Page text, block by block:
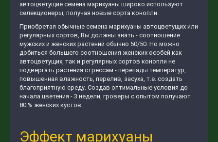
автоцветущие семена марихуаны широко используют
селекционеры, получая новые сорта конопли.
Приобретая обычные семена марихуаны автоцветущих или
регулярных сортов, Вы должны знать - соотношение
мужских и женских растений обычно 50/50. Но можно
добиться большего соотношения женских особей как
автоцветущих, так и регулярных сортов конопли не
подвергать растения стрессам - перепады температур,
повышенная влажность, перелив, засуха, т.е. создать
благоприятную среду. Создав оптимальные условия до
начала цветения - 3 недели, гроверы с опытом получают
80 % женских кустов.
Эффект марихуаны